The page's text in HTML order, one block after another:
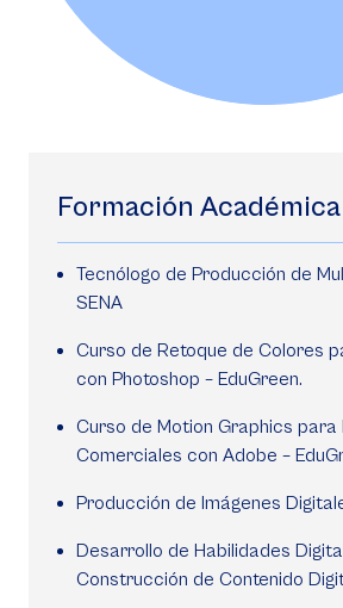
Formación Académica
Tecnólogo de Producción de
SENA
Curso de Retoque de Colores
con Photoshop – EduGreen.
Curso de Motion Graphics para
Comerciales con Adobe –
Producción de Imágenes
Desarrollo de Habilidades
Construcción de Contenido